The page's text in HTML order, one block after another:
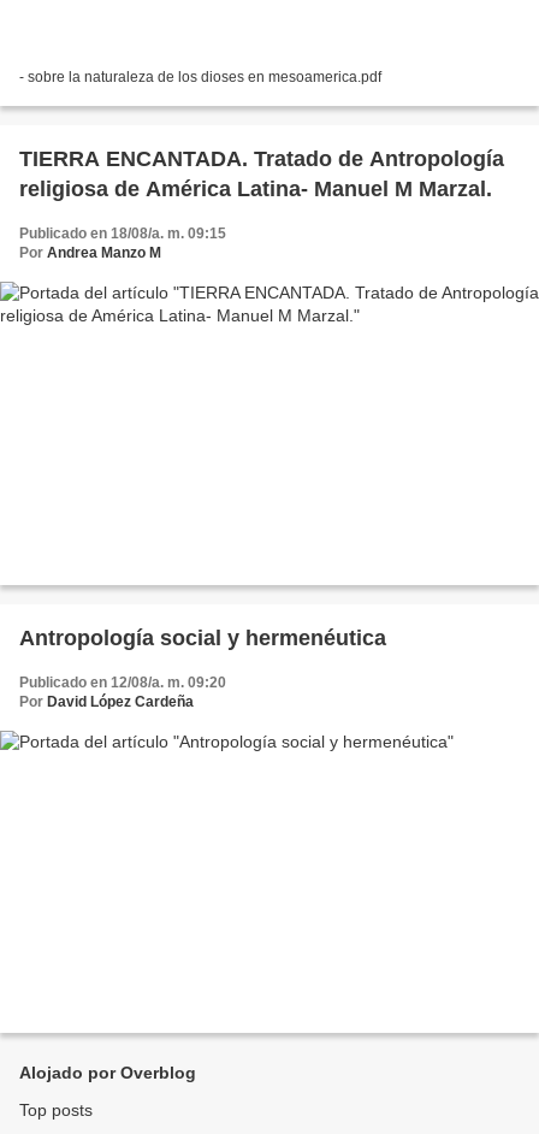
- sobre la naturaleza de los dioses en mesoamerica.pdf
TIERRA ENCANTADA. Tratado de Antropología
religiosa de América Latina- Manuel M Marzal.
Publicado en 18/08/a. m. 09:15
Por Andrea Manzo M
Antropología social y hermenéutica
Publicado en 12/08/a. m. 09:20
Por David López Cardeña
Alojado por Overblog
Top posts